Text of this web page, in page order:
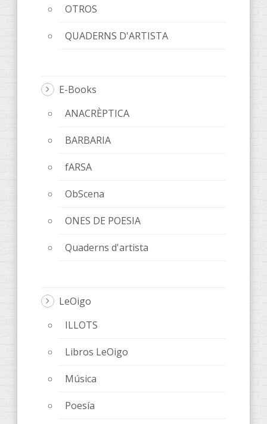
OTROS
QUADERNS D'ARTISTA
E-Books
ANACRÈPTICA
BARBARIA
fARSA
ObScena
ONES DE POESIA
Quaderns d'artista
LeOigo
ILLOTS
Libros LeOigo
Música
Poesía